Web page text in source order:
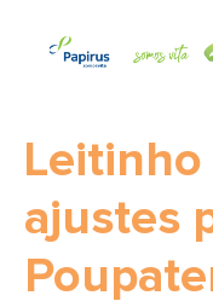
ajustes